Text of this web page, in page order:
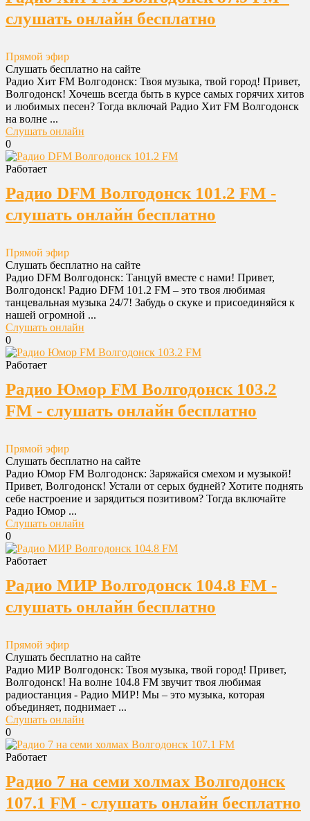
слушать онлайн бесплатно
Прямой эфир
Слушать бесплатно на сайте
Радио Хит FM Волгодонск: Твоя музыка, твой город! Привет,
Волгодонск! Хочешь всегда быть в курсе самых горячих хитов
и любимых песен? Тогда включай Радио Хит FM Волгодонск
на волне ...
Слушать онлайн
0
Работает
Радио DFM Волгодонск 101.2 FM -
слушать онлайн бесплатно
Прямой эфир
Слушать бесплатно на сайте
Радио DFM Волгодонск: Танцуй вместе с нами! Привет,
Волгодонск! Радио DFM 101.2 FM – это твоя любимая
танцевальная музыка 24/7! Забудь о скуке и присоединяйся к
нашей огромной ...
Слушать онлайн
0
Работает
Радио Юмор FM Волгодонск 103.2
FM - слушать онлайн бесплатно
Прямой эфир
Слушать бесплатно на сайте
Радио Юмор FM Волгодонск: Заряжайся смехом и музыкой!
Привет, Волгодонск! Устали от серых будней? Хотите поднять
себе настроение и зарядиться позитивом? Тогда включайте
Радио Юмор ...
Слушать онлайн
0
Работает
Радио МИР Волгодонск 104.8 FM -
слушать онлайн бесплатно
Прямой эфир
Слушать бесплатно на сайте
Радио МИР Волгодонск: Твоя музыка, твой город! Привет,
Волгодонск! На волне 104.8 FM звучит твоя любимая
радиостанция - Радио МИР! Мы – это музыка, которая
объединяет, поднимает ...
Слушать онлайн
0
Работает
Радио 7 на семи холмах Волгодонск
107.1 FM - слушать онлайн бесплатно